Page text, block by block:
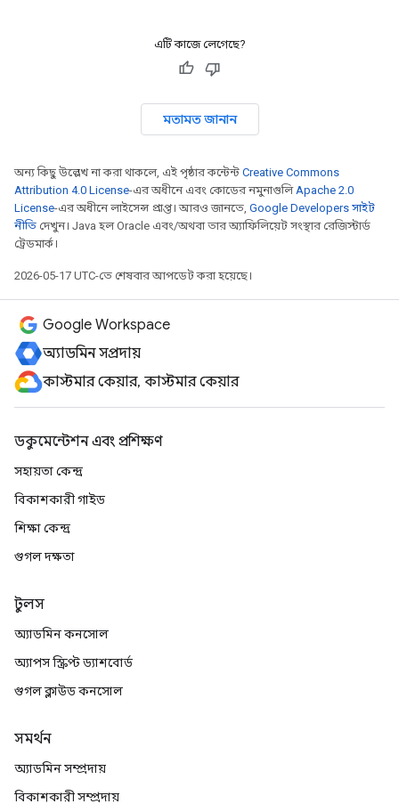
এটি কাজে লেগেছে?
মতামত জানান
অন্য কিছু উল্লেখ না করা থাকলে, এই পৃষ্ঠার কন্টেন্ট Creative Commons
Attribution 4.0 License-এর অধীনে এবং কোডের নমুনাগুলি Apache 2.0
License-এর অধীনে লাইসেন্স প্রাপ্ত। আরও জানতে, Google Developers সাইট
নীতি দেখুন। Java হল Oracle এবং/অথবা তার অ্যাফিলিয়েট সংস্থার রেজিস্টার্ড
ট্রেডমার্ক।
2026-05-17 UTC-তে শেষবার আপডেট করা হয়েছে।
Google Workspace
অ্যাডমিন সম্প্রদায়
কাস্টমার কেয়ার, কাস্টমার কেয়ার
ডকুমেন্টেশন এবং প্রশিক্ষণ
সহায়তা কেন্দ্র
বিকাশকারী গাইড
শিক্ষা কেন্দ্র
গুগল দক্ষতা
টুলস
অ্যাডমিন কনসোল
অ্যাপস স্ক্রিপ্ট ড্যাশবোর্ড
গুগল ক্লাউড কনসোল
সমর্থন
অ্যাডমিন সম্প্রদায়
বিকাশকারী সম্প্রদায়